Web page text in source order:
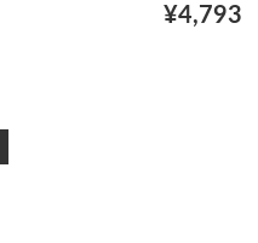
¥4,793